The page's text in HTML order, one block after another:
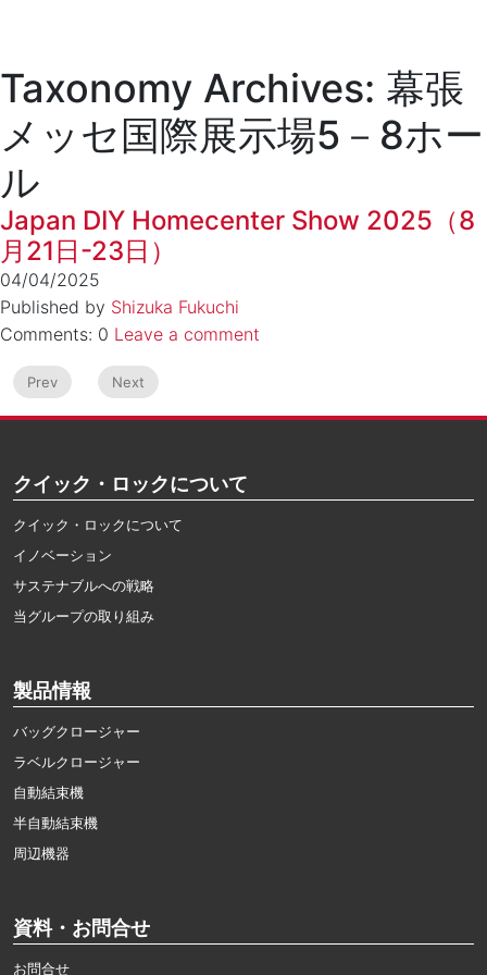
Taxonomy Archives: 幕張
メッセ国際展示場5－8ホー
ル
Japan DIY Homecenter Show 2025（8
月21日-23日）
04/04/2025
Published by Shizuka Fukuchi
Comments: 0 Leave a comment
Prev Next
クイック・ロックについて
クイック・ロックについて
イノベーション
サステナブルへの戦略
当グループの取り組み
製品情報
バッグクロージャー
ラベルクロージャー
自動結束機
半自動結束機
周辺機器
資料・お問合せ
お問合せ